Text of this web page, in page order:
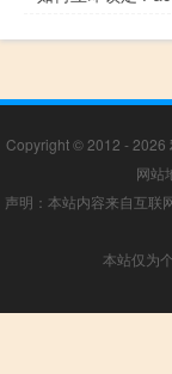
Copyright © 2012 - 2026
网站
声明：本站内容来自互联
本站仅为